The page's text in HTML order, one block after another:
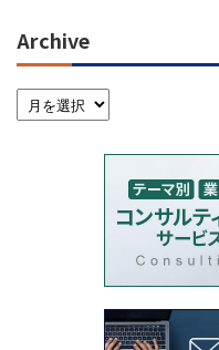
Archive